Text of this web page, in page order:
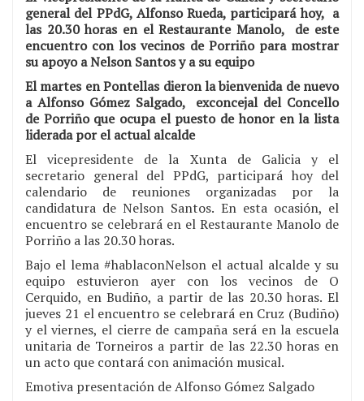
general del PPdG, Alfonso Rueda, participará hoy, a
las 20.30 horas en el Restaurante Manolo, de este
encuentro con los vecinos de Porriño para mostrar
su apoyo a Nelson Santos y a su equipo
El martes en Pontellas dieron la bienvenida de nuevo
a Alfonso Gómez Salgado, exconcejal del Concello
de Porriño que ocupa el puesto de honor en la lista
liderada por el actual alcalde
El vicepresidente de la Xunta de Galicia y el
secretario general del PPdG, participará hoy del
calendario de reuniones organizadas por la
candidatura de Nelson Santos. En esta ocasión, el
encuentro se celebrará en el Restaurante Manolo de
Porriño a las 20.30 horas.
Bajo el lema #hablaconNelson el actual alcalde y su
equipo estuvieron ayer con los vecinos de O
Cerquido, en Budiño, a partir de las 20.30 horas. El
jueves 21 el encuentro se celebrará en Cruz (Budiño)
y el viernes, el cierre de campaña será en la escuela
unitaria de Torneiros a partir de las 22.30 horas en
un acto que contará con animación musical.
Emotiva presentación de Alfonso Gómez Salgado